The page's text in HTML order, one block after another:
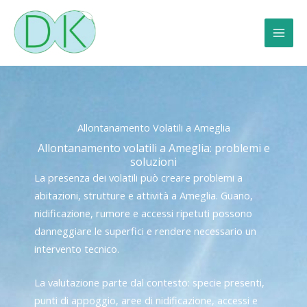
contenuto
Allontanamento Volatili a Ameglia
Allontanamento volatili a Ameglia: problemi e
soluzioni
La presenza dei volatili può creare problemi a
abitazioni, strutture e attività a Ameglia. Guano,
nidificazione, rumore e accessi ripetuti possono
danneggiare le superfici e rendere necessario un
intervento tecnico.
La valutazione parte dal contesto: specie presenti,
punti di appoggio, aree di nidificazione, accessi e